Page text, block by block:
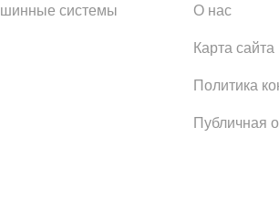
системы О нас
Карта сайта
Политика
Публичная